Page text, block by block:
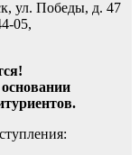
ул. Победы, д. 47
05,